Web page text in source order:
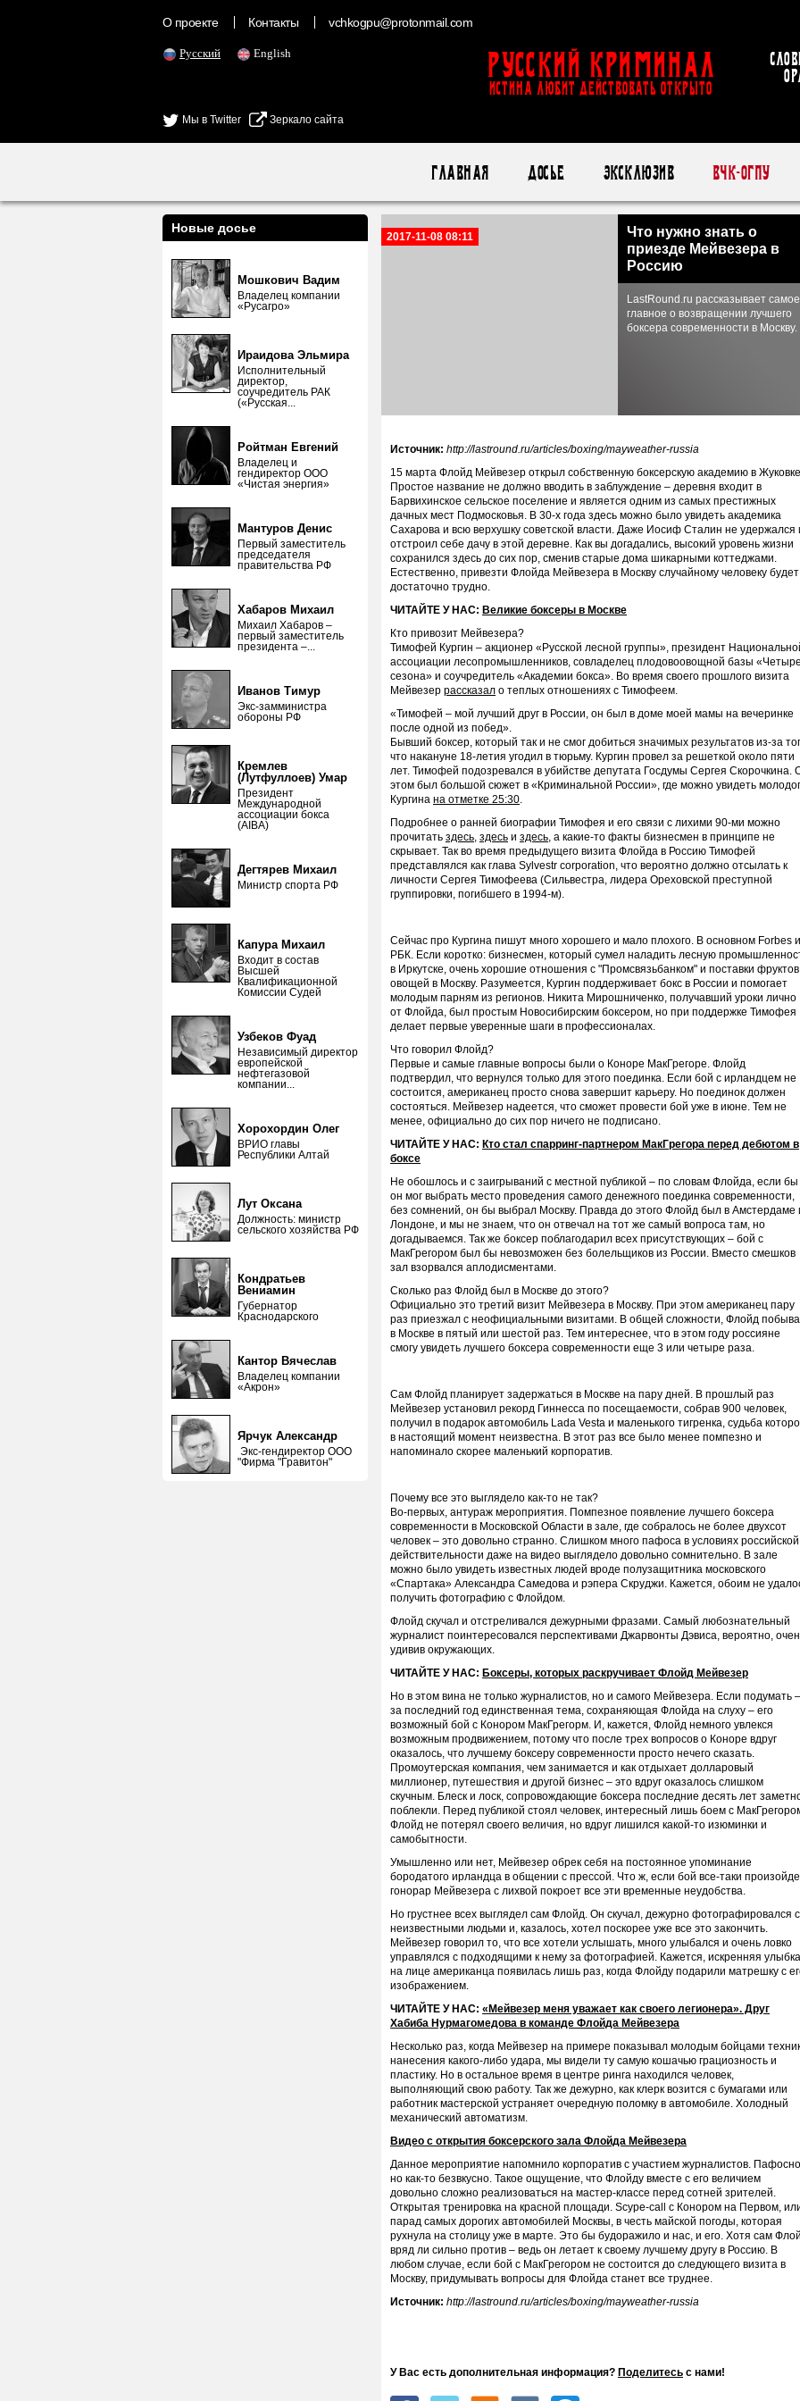
О проекте Контакты vchkogpu@protonmail.com
Русский English
Мы в Twitter Зеркало сайта
Русский Криминал
ИСТИНА ЛЮБИТ ДЕЙСТВОВАТЬ ОТКРЫТО
Главная Досье Эксклюзив ВЧК-ОГПУ
Новые досье
Мошкович Вадим
Владелец компании
«Русагро»
Ираидова Эльмира
Исполнительный
директор,
соучредитель РАК
(«Русская...
Ройтман Евгений
Владелец и
гендиректор ООО
«Чистая энергия»
Мантуров Денис
Первый заместитель
председателя
правительства РФ
Хабаров Михаил
Михаил Хабаров –
первый заместитель
президента –...
Иванов Тимур
Экс-замминистра
обороны РФ
Кремлев
(Лутфуллоев) Умар
Президент
Международной
ассоциации бокса
(AIBA)
Дегтярев Михаил
Министр спорта РФ
Капура Михаил
Входит в состав
Высшей
Квалификационной
Комиссии Судей
Узбеков Фуад
Независимый директор
европейской
нефтегазовой
компании...
Хорохордин Олег
ВРИО главы
Республики Алтай
Лут Оксана
Должность: министр
сельского хозяйства РФ
Кондратьев
Вениамин
Губернатор
Краснодарского
Кантор Вячеслав
Владелец компании
«Акрон»
Ярчук Александр
Экс-гендиректор ООО
"Фирма "Гравитон"
2017-11-08 08:11
Что нужно знать о
приезде Мейвезера в
Россию
LastRound.ru рассказывает самое
главное о возвращении лучшего
боксера современности в Москву.
Источник: http://lastround.ru/articles/boxing/mayweather-russia
15 марта Флойд Мейвезер открыл собственную боксерскую академию в
Простое название не должно вводить в заблуждение – деревня входит в
Барвихинское сельское поселение и является одним из самых престижных
дачных мест Подмосковья. В 30-х года здесь можно было увидеть академика
Сахарова и всю верхушку советской власти. Даже Иосиф Сталин не удержался
отстроил себе дачу в этой деревне. Как вы догадались, высокий уровень жизни
сохранился здесь до сих пор, сменив старые дома шикарными коттеджами.
Естественно, привезти Флойда Мейвезера в Москву случайному человеку будет
достаточно трудно.
ЧИТАЙТЕ У НАС: Великие боксеры в Москве
Кто привозит Мейвезера?
Тимофей Кургин – акционер «Русской лесной группы», президент
ассоциации лесопромышленников, совладелец плодовоовощной базы «Четыре
сезона» и соучредитель «Академии бокса». Во время своего прошлого визита
Мейвезер рассказал о теплых отношениях с Тимофеем.
«Тимофей – мой лучший друг в России, он был в доме моей мамы на вечеринке
после одной из побед».
Бывший боксер, который так и не смог добиться значимых результатов из-за
что накануне 18-летия угодил в тюрьму. Кургин провел за решеткой около пяти
лет. Тимофей подозревался в убийстве депутата Госдумы Сергея Скорочкина.
этом был большой сюжет в «Криминальной России», где можно увидеть
Кургина на отметке 25:30.
Подробнее о ранней биографии Тимофея и его связи с лихими 90-ми можно
прочитать здесь, здесь и здесь, а какие-то факты бизнесмен в принципе не
скрывает. Так во время предыдущего визита Флойда в Россию Тимофей
представлялся как глава Sylvestr corporation, что вероятно должно отсылать к
личности Сергея Тимофеева (Сильвестра, лидера Ореховской преступной
группировки, погибшего в 1994-м).
Сейчас про Кургина пишут много хорошего и мало плохого. В основном Forbes и
РБК. Если коротко: бизнесмен, который сумел наладить лесную
в Иркутске, очень хорошие отношения с "Промсвязьбанком" и поставки
овощей в Москву. Разумеется, Кургин поддерживает бокс в России и помогает
молодым парням из регионов. Никита Мирошниченко, получавший уроки лично
от Флойда, был простым Новосибирским боксером, но при поддержке Тимофея
делает первые уверенные шаги в профессионалах.
Что говорил Флойд?
Первые и самые главные вопросы были о Коноре МакГрегоре. Флойд
подтвердил, что вернулся только для этого поединка. Если бой с ирландцем не
состоится, американец просто снова завершит карьеру. Но поединок должен
состояться. Мейвезер надеется, что сможет провести бой уже в июне. Тем не
менее, официально до сих пор ничего не подписано.
ЧИТАЙТЕ У НАС: Кто стал спарринг-партнером МакГрегора перед дебютом в
боксе
Не обошлось и с заигрываний с местной публикой – по словам Флойда, если бы
он мог выбрать место проведения самого денежного поединка современности,
без сомнений, он бы выбрал Москву. Правда до этого Флойд был в Амстердаме
Лондоне, и мы не знаем, что он отвечал на тот же самый вопроса там, но
догадываемся. Так же боксер поблагодарил всех присутствующих – бой с
МакГрегором был бы невозможен без болельщиков из России. Вместо смешков
зал взорвался аплодисментами.
Сколько раз Флойд был в Москве до этого?
Официально это третий визит Мейвезера в Москву. При этом американец пару
раз приезжал с неофициальными визитами. В общей сложности, Флойд
в Москве в пятый или шестой раз. Тем интереснее, что в этом году россияне
смогу увидеть лучшего боксера современности еще 3 или четыре раза.
Сам Флойд планирует задержаться в Москве на пару дней. В прошлый раз
Мейвезер установил рекорд Гиннесса по посещаемости, собрав 900 человек,
получил в подарок автомобиль Lada Vesta и маленького тигренка, судьба
в настоящий момент неизвестна. В этот раз все было менее помпезно и
напоминало скорее маленький корпоратив.
Почему все это выглядело как-то не так?
Во-первых, антураж мероприятия. Помпезное появление лучшего боксера
современности в Московской Области в зале, где собралось не более двухсот
человек – это довольно странно. Слишком много пафоса в условиях российской
действительности даже на видео выглядело довольно сомнительно. В зале
можно было увидеть известных людей вроде полузащитника московского
«Спартака» Александра Самедова и рэпера Скруджи. Кажется, обоим не
получить фотографию с Флойдом.
Флойд скучал и отстреливался дежурными фразами. Самый любознательный
журналист поинтересовался перспективами Джарвонты Дэвиса, вероятно,
удивив окружающих.
ЧИТАЙТЕ У НАС: Боксеры, которых раскручивает Флойд Мейвезер
Но в этом вина не только журналистов, но и самого Мейвезера. Если подумать –
за последний год единственная тема, сохраняющая Флойда на слуху – его
возможный бой с Конором МакГрегорм. И, кажется, Флойд немного увлекся
возможным продвижением, потому что после трех вопросов о Коноре вдруг
оказалось, что лучшему боксеру современности просто нечего сказать.
Промоутерская компания, чем занимается и как отдыхает долларовый
миллионер, путешествия и другой бизнес – это вдруг оказалось слишком
скучным. Блеск и лоск, сопровождающие боксера последние десять лет
поблекли. Перед публикой стоял человек, интересный лишь боем с
Флойд не потерял своего величия, но вдруг лишился какой-то изюминки и
самобытности.
Умышленно или нет, Мейвезер обрек себя на постоянное упоминание
бородатого ирландца в общении с прессой. Что ж, если бой все-таки
гонорар Мейвезера с лихвой покроет все эти временные неудобства.
Но грустнее всех выглядел сам Флойд. Он скучал, дежурно фотографировался с
неизвестными людьми и, казалось, хотел поскорее уже все это закончить.
Мейвезер говорил то, что все хотели услышать, много улыбался и очень ловко
управлялся с подходящими к нему за фотографией. Кажется, искренняя улыбка
на лице американца появилась лишь раз, когда Флойду подарили матрешку с
изображением.
ЧИТАЙТЕ У НАС: «Мейвезер меня уважает как своего легионера». Друг
Хабиба Нурмагомедова в команде Флойда Мейвезера
Несколько раз, когда Мейвезер на примере показывал молодым бойцами
нанесения какого-либо удара, мы видели ту самую кошачью грациозность и
пластику. Но в остальное время в центре ринга находился человек,
выполняющий свою работу. Так же дежурно, как клерк возится с бумагами или
работник мастерской устраняет очередную поломку в автомобиле. Холодный
механический автоматизм.
Видео с открытия боксерского зала Флойда Мейвезера
Данное мероприятие напомнило корпоратив с участием журналистов.
но как-то безвкусно. Такое ощущение, что Флойду вместе с его величием
довольно сложно реализоваться на мастер-классе перед сотней зрителей.
Открытая тренировка на красной площади. Scype-call с Конором на Первом,
парад самых дорогих автомобилей Москвы, в честь майской погоды, которая
рухнула на столицу уже в марте. Это бы будоражило и нас, и его. Хотя сам
вряд ли сильно против – ведь он летает к своему лучшему другу в Россию. В
любом случае, если бой с МакГрегором не состоится до следующего визита в
Москву, придумывать вопросы для Флойда станет все труднее.
Источник: http://lastround.ru/articles/boxing/mayweather-russia
У Вас есть дополнительная информация? Поделитесь с нами!